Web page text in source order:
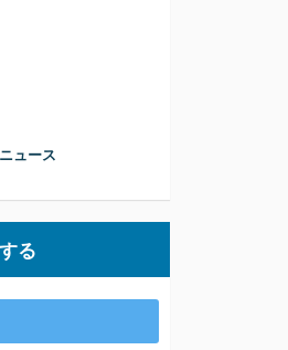
ュース
る